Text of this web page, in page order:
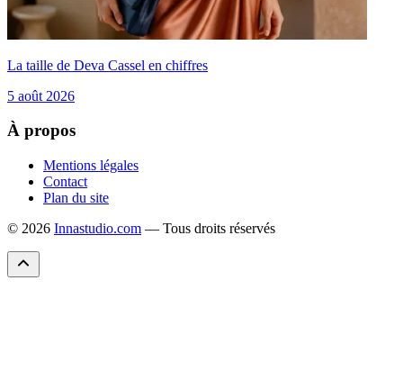
La taille de Deva Cassel en chiffres
5 août 2026
À propos
Mentions légales
Contact
Plan du site
© 2026 Innastudio.com — Tous droits réservés